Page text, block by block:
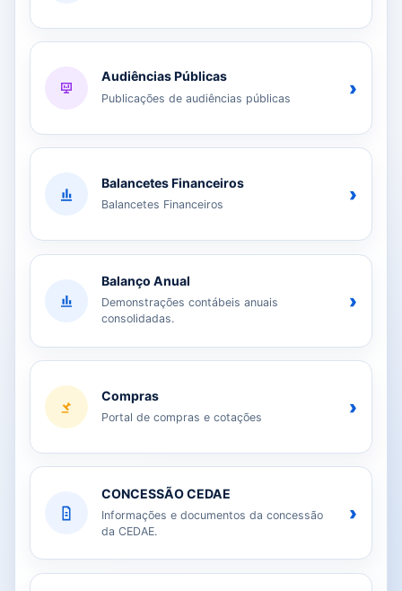
Audiências Públicas
Publicações de audiências públicas ›
Balancetes Financeiros
Balancetes Financeiros ›
Balanço Anual
Demonstrações contábeis anuais
consolidadas.
›
Compras
Portal de compras e cotações ›
CONCESSÃO CEDAE
Informações e documentos da concessão
da CEDAE.
›